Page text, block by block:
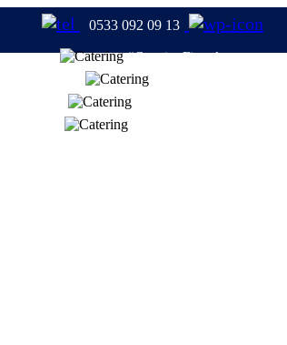
0533 092 09 13
#CateringFirmaları